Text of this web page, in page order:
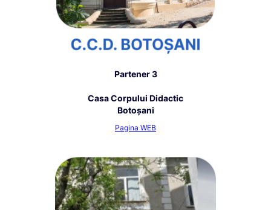
Partener 3
Casa Corpului Didactic
Botoşani
Pagina WEB